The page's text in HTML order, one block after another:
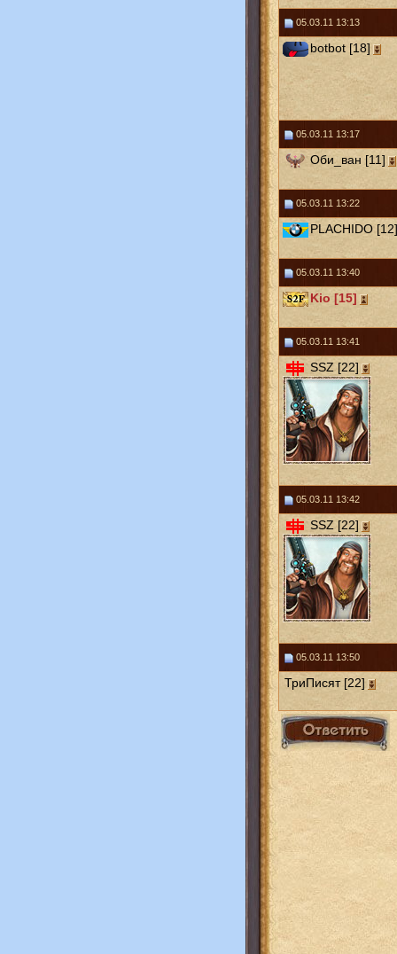
05.03.11 13:13
botbot [18]
05.03.11 13:17
Оби_ван [11]
05.03.11 13:22
PLACHIDO [12]
05.03.11 13:40
Kio [15]
05.03.11 13:41
SSZ [22]
05.03.11 13:42
SSZ [22]
05.03.11 13:50
ТриПисят [22]